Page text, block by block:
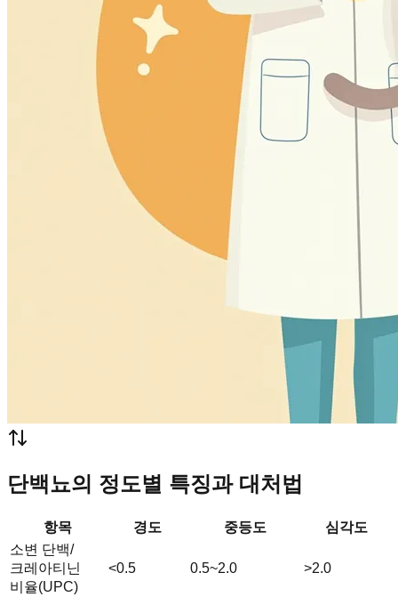
단백뇨의 정도별 특징과 대처법
항목 경도 중등도
심각도
소변 단백/
크레아티닌
비율(UPC)
<0.5 0.5~2.0 >2.0